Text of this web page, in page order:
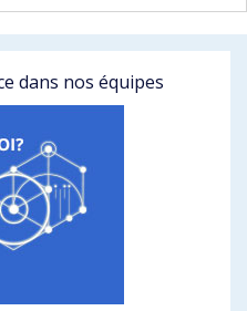
dans nos équipes